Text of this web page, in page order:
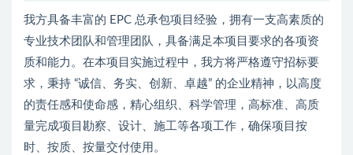
我方具备丰富的 EPC 总承包项目经验，拥有一支高素质的
专业技术团队和管理团队，具备满足本项目要求的各项资
质和能力。在本项目实施过程中，我方将严格遵守招标要
求，秉持 “诚信、务实、创新、卓越” 的企业精神，以高度
的责任感和使命感，精心组织、科学管理，高标准、高质
量完成项目勘察、设计、施工等各项工作，确保项目按
时、按质、按量交付使用。